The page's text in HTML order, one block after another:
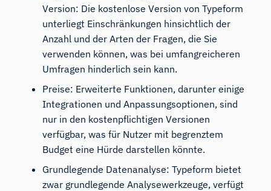
Version: Die kostenlose Version von Typeform
unterliegt Einschränkungen hinsichtlich der
Anzahl und der Arten der Fragen, die Sie
verwenden können, was bei umfangreicheren
Umfragen hinderlich sein kann.
Preise: Erweiterte Funktionen, darunter einige
Integrationen und Anpassungsoptionen, sind
nur in den kostenpflichtigen Versionen
verfügbar, was für Nutzer mit begrenztem
Budget eine Hürde darstellen könnte.
Grundlegende Datenanalyse: Typeform bietet
zwar grundlegende Analysewerkzeuge, verfügt